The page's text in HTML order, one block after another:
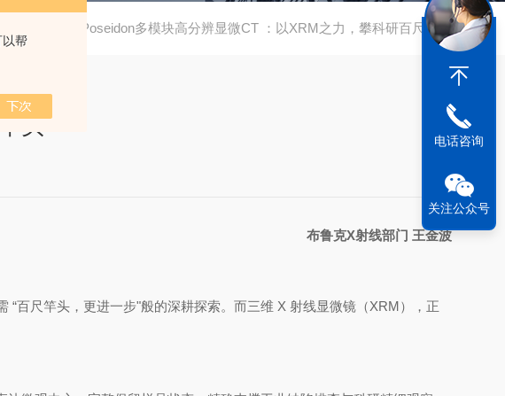
以帮
X4 Poseidon多模块高分辨显微CT ：以XRM之力，攀科研百尺竿头
头
布鲁克X射线部门 王金波
百尺竿头，更进一步"般的深耕探索。而三维 X 射线显微镜（XRM），正
电话咨询
关注公众号